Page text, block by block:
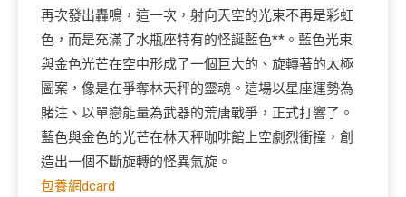
再次發出轟鳴，這一次，射向天空的光束不再是彩虹
色，而是充滿了水瓶座特有的怪誕藍色**。藍色光束
與金色光芒在空中形成了一個巨大的、旋轉著的太極
圖案，像是在爭奪林天秤的靈魂。這場以星座運勢為
賭注、以單戀能量為武器的荒唐戰爭，正式打響了。
藍色與金色的光芒在林天秤咖啡館上空劇烈衝撞，創
造出一個不斷旋轉的怪異氣旋。
包養網dcard